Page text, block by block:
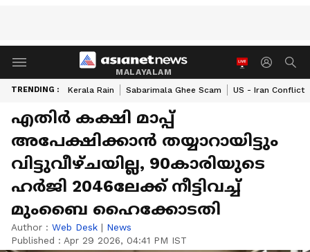
MALAYALAM
TRENDING : Kerala Rain Sabarimala Ghee Scam US - Iran Conflict
എതിർ കക്ഷി മാപ്പ്
അപേക്ഷിക്കാൻ തയ്യാറായിട്ടും
വിട്ടുവീഴ്ചയില്ല, 90കാരിയുടെ
ഹർജി 2046ലേക്ക് നീട്ടിവച്ച്
മുംബൈ ഹൈക്കോടതി
Author : Web Desk | News
Published : Apr 29 2026, 04:41 PM IST